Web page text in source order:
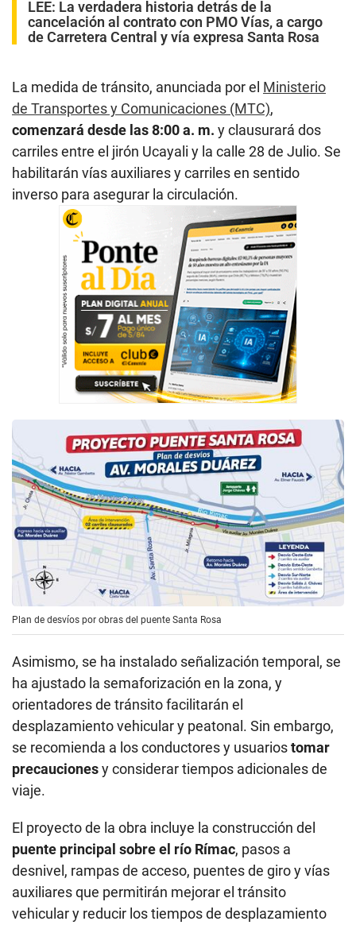
LEE: La verdadera historia detrás de la
cancelación al contrato con PMO Vías, a cargo
de Carretera Central y vía expresa Santa Rosa
La medida de tránsito, anunciada por el Ministerio
de Transportes y Comunicaciones (MTC),
comenzará desde las 8:00 a. m. y clausurará dos
carriles entre el jirón Ucayali y la calle 28 de Julio. Se
habilitarán vías auxiliares y carriles en sentido
inverso para asegurar la circulación.
Plan de desvíos por obras del puente Santa Rosa
Asimismo, se ha instalado señalización temporal, se
ha ajustado la semaforización en la zona, y
orientadores de tránsito facilitarán el
desplazamiento vehicular y peatonal. Sin embargo,
se recomienda a los conductores y usuariostomar
precaucionesy considerar tiempos adicionales de
viaje.
El proyecto de la obra incluye la construcción del
puente principal sobre el río Rímac, pasos a
desnivel, rampas de acceso, puentes de giro y vías
auxiliares que permitirán mejorar el tránsito
vehicular y reducir los tiempos de desplazamiento